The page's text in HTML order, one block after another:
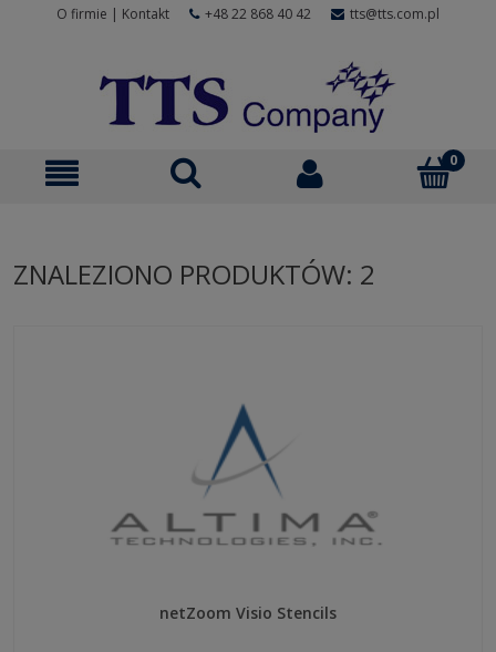
O firmie | Kontakt +48 22 868 40 42 tts@tts.com.pl
ZNALEZIONO PRODUKTÓW: 2
netZoom Visio Stencils